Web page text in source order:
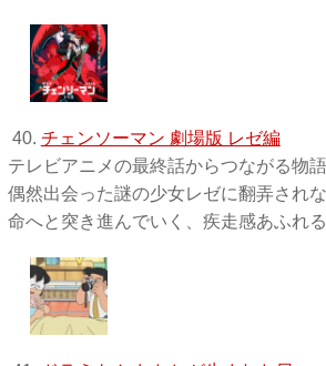
40. チェンソーマン 劇場版 レゼ編
テレビアニメの最終話からつながる物
偶然出会った謎の少女レゼに翻弄され
命へと突き進んでいく、疾走感あふれ